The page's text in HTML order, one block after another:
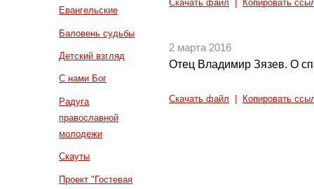
Евангельские
Баловень судьбы
Детский взгляд
С нами Бог
Радуга
православной
молодежи
Скауты
Проект "Гостевая
Скачать файл Копировать
2 марта 2016
Отец Владимир Зязев. О
Скачать файл Копировать